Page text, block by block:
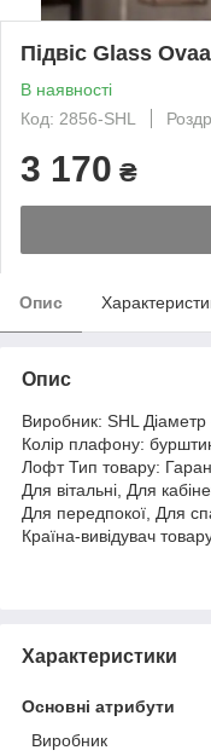
Підвіс Glass
В наявності
Код: 2856-SHL
3 170 ₴
Опис
Опис
Виробник: SHL
Колір плафону:
Лофт Тип товару:
Для вітальні, Для
Для передпокої, Для
Країна-вивідувач
Характеристики
Основні атрибути
Виробник